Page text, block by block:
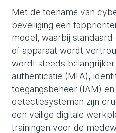
Met de toename van
beveiliging een
model, waarbij
of apparaat wordt
wordt steeds
authenticatie (MFA),
toegangsbeheer (IAM)
detectiesystemen zijn
een veilige digitale
trainingen voor de